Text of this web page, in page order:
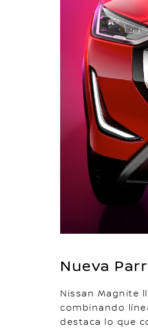
Nueva
Nissan Magnite
combinando
destaca lo que